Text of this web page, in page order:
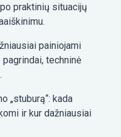
praktinių situacijų
painiojami
techninė
„stuburą“: kada
ir kur dažniausiai